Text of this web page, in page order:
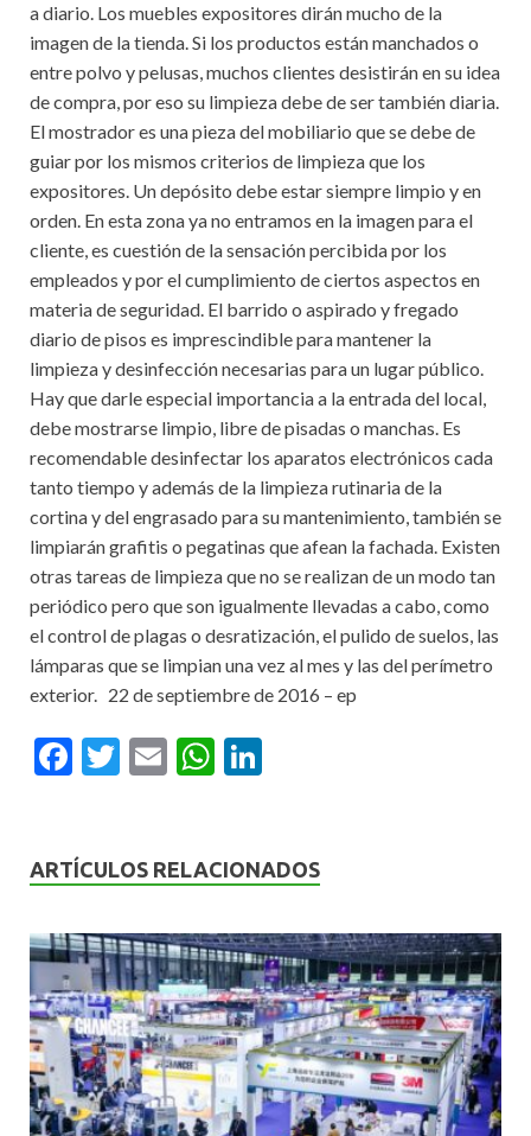
a diario. Los muebles expositores dirán mucho de la
imagen de la tienda. Si los productos están manchados o
entre polvo y pelusas, muchos clientes desistirán en su idea
de compra, por eso su limpieza debe de ser también diaria.
El mostrador es una pieza del mobiliario que se debe de
guiar por los mismos criterios de limpieza que los
expositores. Un depósito debe estar siempre limpio y en
orden. En esta zona ya no entramos en la imagen para el
cliente, es cuestión de la sensación percibida por los
empleados y por el cumplimiento de ciertos aspectos en
materia de seguridad. El barrido o aspirado y fregado
diario de pisos es imprescindible para mantener la
limpieza y desinfección necesarias para un lugar público.
Hay que darle especial importancia a la entrada del local,
debe mostrarse limpio, libre de pisadas o manchas. Es
recomendable desinfectar los aparatos electrónicos cada
tanto tiempo y además de la limpieza rutinaria de la
cortina y del engrasado para su mantenimiento, también se
limpiarán grafitis o pegatinas que afean la fachada. Existen
otras tareas de limpieza que no se realizan de un modo tan
periódico pero que son igualmente llevadas a cabo, como
el control de plagas o desratización, el pulido de suelos, las
lámparas que se limpian una vez al mes y las del perímetro
exterior. 22 de septiembre de 2016 – ep
F
b
o
k
T
er
E
l
W
s
p
p
dI
ARTÍCULOS RELACIONADOS